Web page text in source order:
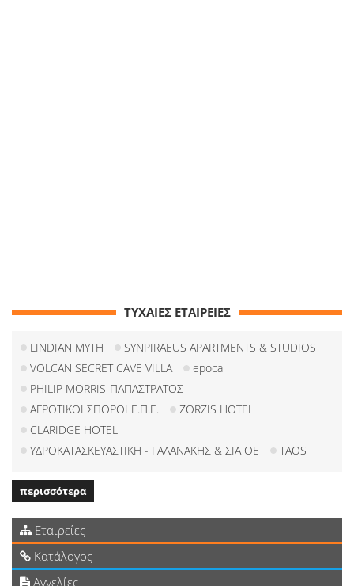
ΤΥΧΑΙΕΣ ΕΤΑΙΡΕΙΕΣ
LINDIAN MYTH
SYNPIRAEUS APARTMENTS & STUDIOS
VOLCAN SECRET CAVE VILLA
epoca
PHILIP MORRIS-ΠΑΠΑΣΤΡΑΤΟΣ
ΑΓΡΟΤΙΚΟΙ ΣΠΟΡΟΙ Ε.Π.Ε.
ZORZIS HOTEL
CLARIDGE HOTEL
ΥΔΡΟΚΑΤΑΣΚΕΥΑΣΤΙΚΗ - ΓΑΛΑΝΑΚΗΣ & ΣΙΑ ΟΕ
TAOS
περισσότερα
Εταιρείες
Κατάλογος
Αγγελίες